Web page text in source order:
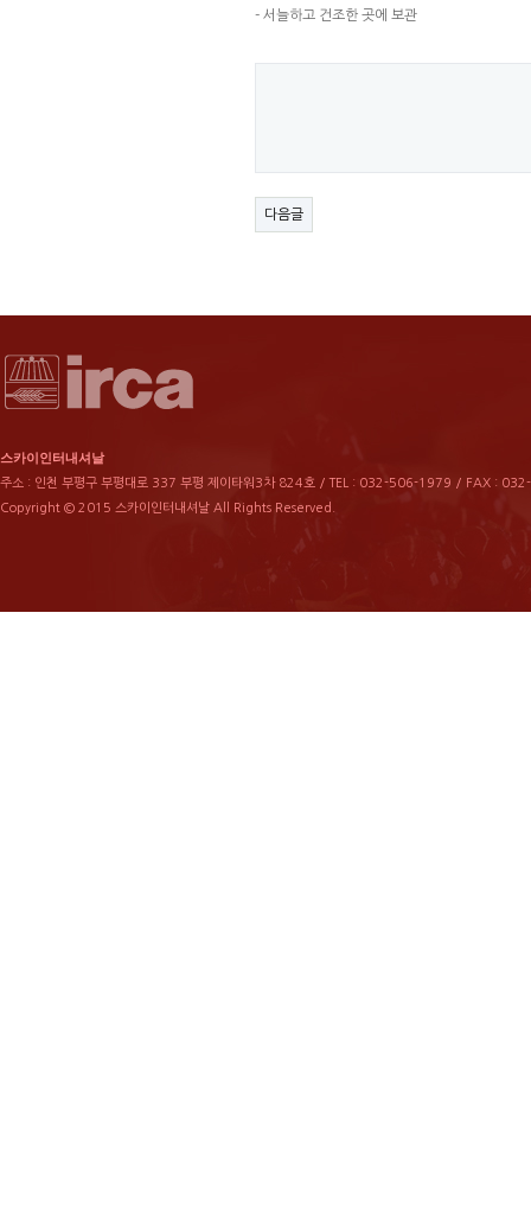
- 서늘하고 건조한 곳에 보관
다음글
스카이인터내셔날
주소 : 인천 부평구 부평대로 337 부평 제이타워3차 824호 / TEL : 032-506-1979 / FAX :
Copyright © 2015 스카이인터내셔날 All Rights Reserved.